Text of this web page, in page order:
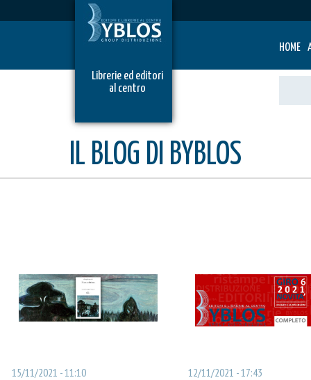
HOME
Librerie ed editori
al centro
IL BLOG DI BYBLOS
15/11/2021 - 11:10 12/11/2021 - 17:43